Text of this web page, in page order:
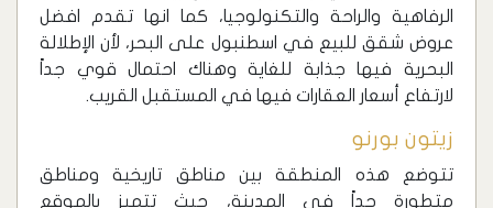
الرفاهية والراحة والتكنولوجيا، كما انها تقدم افضل
عروض شقق للبيع في اسطنبول على البحر، لأن الإطلالة
البحرية فيها جذابة للغاية وهناك احتمال قوي جداً
لارتفاع أسعار العقارات فيها في المستقبل القريب.
زيتون بورنو
تتوضع هذه المنطقة بين مناطق تاريخية ومناطق
متطورة جداً في المدينة، حيث تتميز بالموقع